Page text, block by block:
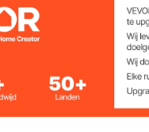
70 tot 200 mm
9,8 x 1,6 inch /
donkergrijs